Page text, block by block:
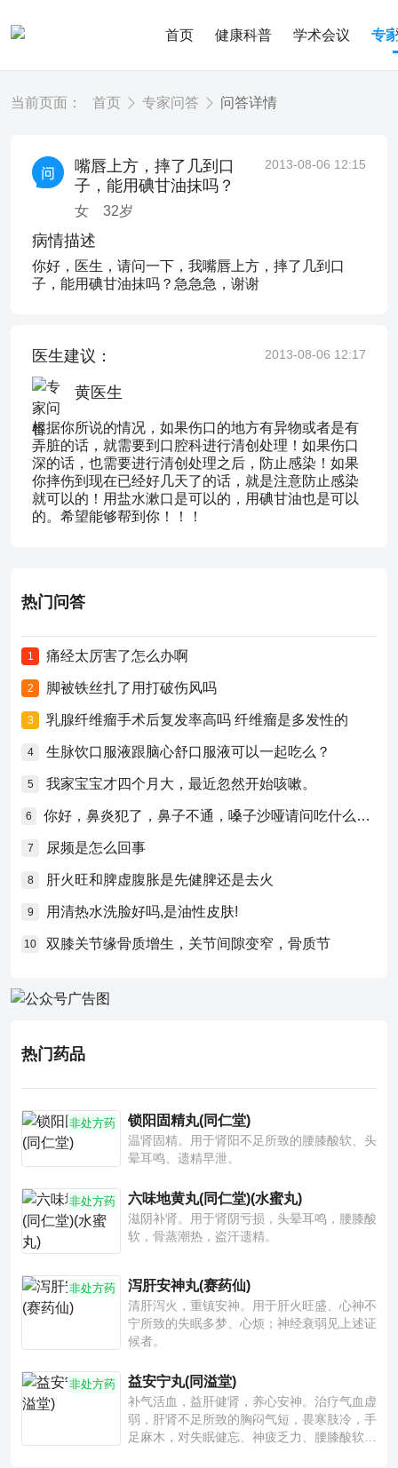
首页 健康科普 学术会议 专
当前页面： 首页 专家问答 问答详情
嘴唇上方，摔了几到口
子，能用碘甘油抹吗？
女 32岁
2013-08-06 12:15
病情描述
你好，医生，请问一下，我嘴唇上方，摔了几到口
子，能用碘甘油抹吗？急急急，谢谢
医生建议： 2013-08-06 12:17
黄医生
根据你所说的情况，如果伤口的地方有异物或者是有
弄脏的话，就需要到口腔科进行清创处理！如果伤口
深的话，也需要进行清创处理之后，防止感染！如果
你摔伤到现在已经好几天了的话，就是注意防止感染
就可以的！用盐水漱口是可以的，用碘甘油也是可以
的。希望能够帮到你！！！
热门问答
1 痛经太厉害了怎么办啊
2 脚被铁丝扎了用打破伤风吗
3 乳腺纤维瘤手术后复发率高吗 纤维瘤是多发性的
4 生脉饮口服液跟脑心舒口服液可以一起吃么？
5 我家宝宝才四个月大，最近忽然开始咳嗽。
6 你好，鼻炎犯了，鼻子不通，嗓子沙哑请问吃什么药比较好？
7 尿频是怎么回事
8 肝火旺和脾虚腹胀是先健脾还是去火
9 用清热水洗脸好吗,是油性皮肤!
10 双膝关节缘骨质增生，关节间隙变窄，骨质节
热门药品
非处方药 锁阳固精丸(同仁堂)
温肾固精。用于肾阳不足所致的腰膝酸软、头
晕耳鸣、遗精早泄。
非处方药 六味地黄丸(同仁堂)(水蜜丸)
滋阴补肾。用于肾阴亏损，头晕耳鸣，腰膝酸
软，骨蒸潮热，盗汗遗精。
非处方药 泻肝安神丸(赛药仙)
清肝泻火，重镇安神。用于肝火旺盛、心神不
宁所致的失眠多梦、心烦；神经衰弱见上述证
候者。
非处方药 益安宁丸(同溢堂)
补气活血，益肝健肾，养心安神。治疗气血虚
弱，肝肾不足所致的胸闷气短，畏寒肢冷，手
足麻木，对失眠健忘、神疲乏力、腰膝酸软也